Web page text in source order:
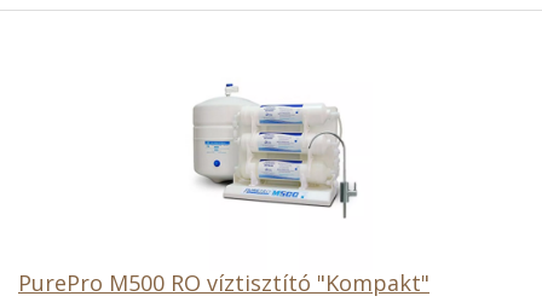
PurePro M500 RO víztisztító "Kompakt"